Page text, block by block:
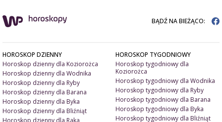
BĄDŹ NA BIEŻĄCO:
HOROSKOP DZIENNY
Horoskop dzienny dla Koziorożca
Horoskop dzienny dla Wodnika
Horoskop dzienny dla Ryby
Horoskop dzienny dla Barana
Horoskop dzienny dla Byka
Horoskop dzienny dla Bliźniąt
Horoskop dzienny dla Raka
HOROSKOP TYGODNIOWY
Horoskop tygodniowy dla
Koziorożca
Horoskop tygodniowy dla Wodnika
Horoskop tygodniowy dla Ryby
Horoskop tygodniowy dla Barana
Horoskop tygodniowy dla Byka
Horoskop tygodniowy dla Bliźniąt